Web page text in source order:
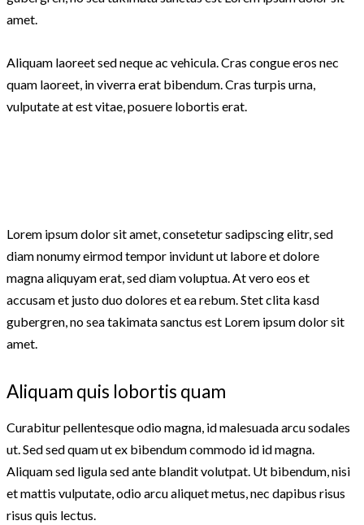
amet.
Aliquam laoreet sed neque ac vehicula. Cras congue eros nec
quam laoreet, in viverra erat bibendum. Cras turpis urna,
vulputate at est vitae, posuere lobortis erat.
Lorem ipsum dolor sit amet, consetetur sadipscing elitr, sed
diam nonumy eirmod tempor invidunt ut labore et dolore
magna aliquyam erat, sed diam voluptua. At vero eos et
accusam et justo duo dolores et ea rebum. Stet clita kasd
gubergren, no sea takimata sanctus est Lorem ipsum dolor sit
amet.
Aliquam quis lobortis quam
Curabitur pellentesque odio magna, id malesuada arcu sodales
ut. Sed sed quam ut ex bibendum commodo id id magna.
Aliquam sed ligula sed ante blandit volutpat. Ut bibendum, nisi
et mattis vulputate, odio arcu aliquet metus, nec dapibus risus
risus quis lectus.